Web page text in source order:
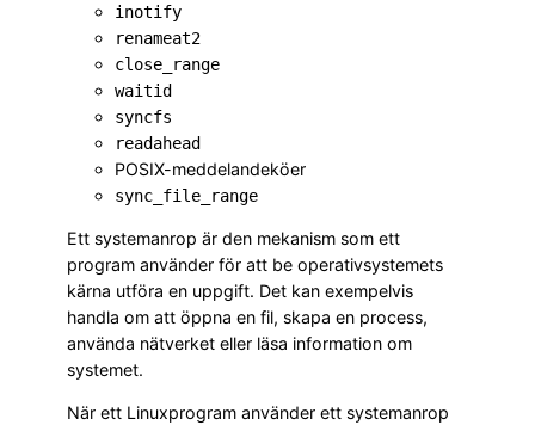
inotify
renameat2
close_range
waitid
syncfs
readahead
POSIX-meddelandeköer
sync_file_range
Ett systemanrop är den mekanism som ett
program använder för att be operativsystemets
kärna utföra en uppgift. Det kan exempelvis
handla om att öppna en fil, skapa en process,
använda nätverket eller läsa information om
systemet.
När ett Linuxprogram använder ett systemanrop